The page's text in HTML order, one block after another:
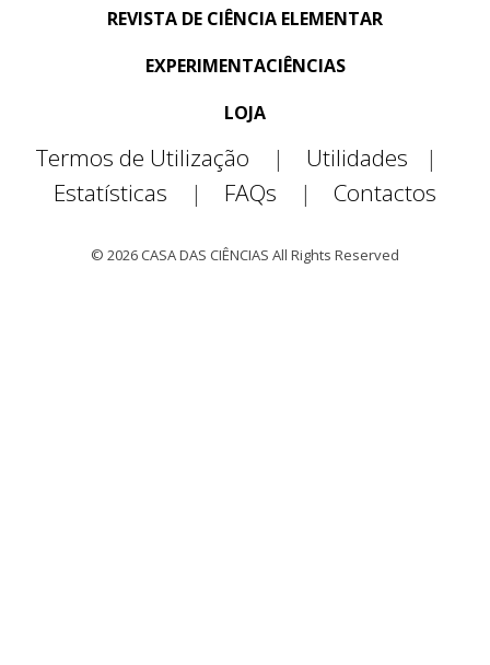
REVISTA DE CIÊNCIA ELEMENTAR
EXPERIMENTACIÊNCIAS
LOJA
Termos de Utilização | Utilidades
|
Estatísticas
| FAQs | Contactos
© 2026 CASA DAS CIÊNCIAS All Rights Reserved